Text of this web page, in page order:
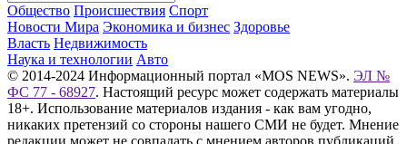
Общество Происшествия Спорт
Новости Мира Экономика и бизнес Здоровье
Власть Недвижимость
Наука и технологии Авто
© 2014-2024 Информационный портал «MOS NEWS». ЭЛ №
ФС 77 - 68927. Настоящий ресурс может содержать материалы
18+. Использование материалов издания - как вам угодно,
никаких претензий со стороны нашего СМИ не будет. Мнение